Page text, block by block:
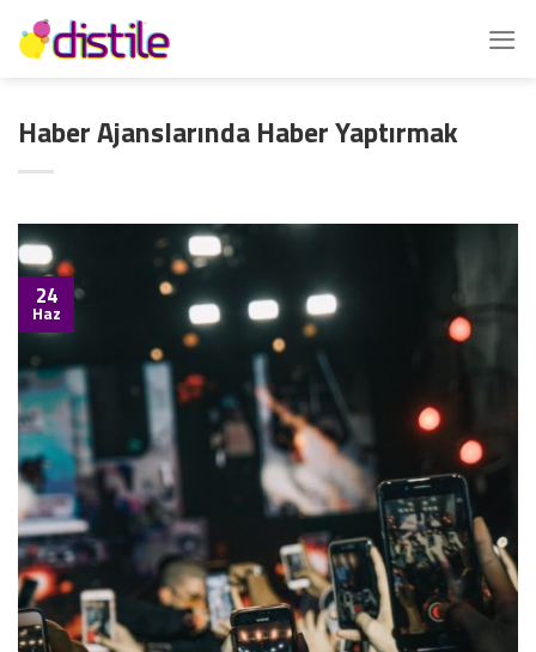
İçeriğe
atla
Haber Ajanslarında Haber Yaptırmak
24
Haz